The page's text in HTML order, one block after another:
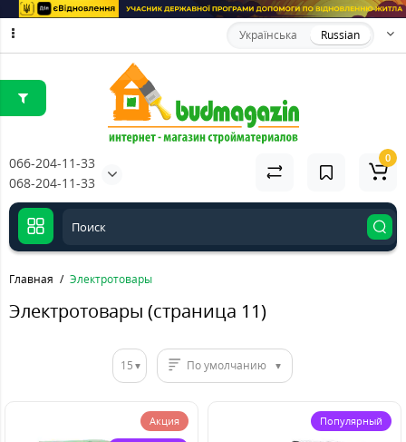
Українська Russian
066-204-11-33
068-204-11-33
0
Главная Электротовары
Электротовары (страница 11)
15 По умолчанию
Акция
Популярный